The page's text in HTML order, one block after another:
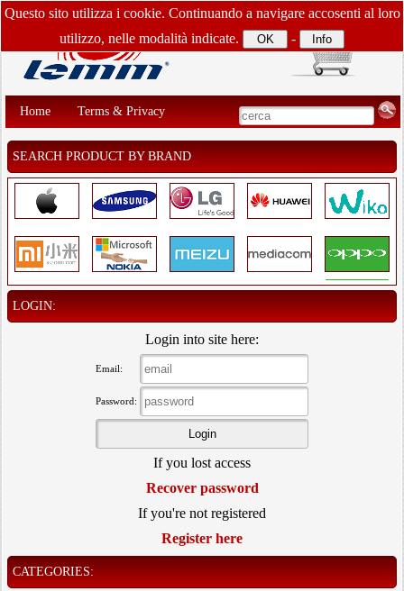
Home Terms & Privacy
SEARCH PRODUCT BY BRAND
LOGIN:
Login into site here:
Email:
Password:
If you lost access
Recover password
If you're not registered
Register here
CATEGORIES:
Questo sito utilizza i cookie. Continuando a navigare accosenti al loro
utilizzo, nelle modalità indicate.
-